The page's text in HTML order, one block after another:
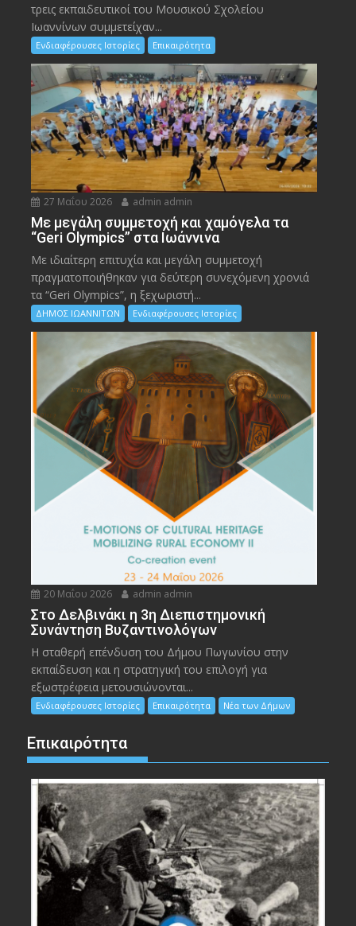
τρεις εκπαιδευτικοί του Μουσικού Σχολείου
Ιωαννίνων συμμετείχαν...
Ενδιαφέρουσες Ιστορίες Επικαιρότητα
27 Μαΐου 2026 admin admin
Με μεγάλη συμμετοχή και χαμόγελα τα
“Geri Olympics” στα Ιωάννινα
Με ιδιαίτερη επιτυχία και μεγάλη συμμετοχή
πραγματοποιήθηκαν για δεύτερη συνεχόμενη χρονιά
τα “Geri Olympics”, η ξεχωριστή...
ΔΗΜΟΣ ΙΩΑΝΝΙΤΩΝ Ενδιαφέρουσες Ιστορίες
20 Μαΐου 2026 admin admin
Στο Δελβινάκι η 3η Διεπιστημονική
Συνάντηση Βυζαντινολόγων
Η σταθερή επένδυση του Δήμου Πωγωνίου στην
εκπαίδευση και η στρατηγική του επιλογή για
εξωστρέφεια μετουσιώνονται...
Ενδιαφέρουσες Ιστορίες Επικαιρότητα Νέα των Δήμων
Επικαιρότητα